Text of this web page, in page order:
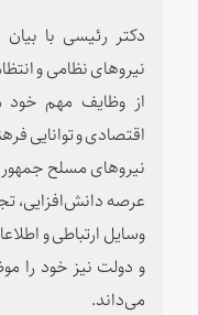
دکتر رئیسی با
نیروهای نظامی و
از وظایف مهم خود
اقتصادی و توانایی
نیروهای مسلح
عرصه دانش‌افزایی،
وسایل ارتباطی و
و دولت نیز خود را
می‌داند.